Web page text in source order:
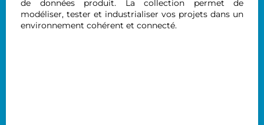
de données produit. La collection permet de
modéliser, tester et industrialiser vos projets dans un
environnement cohérent et connecté.